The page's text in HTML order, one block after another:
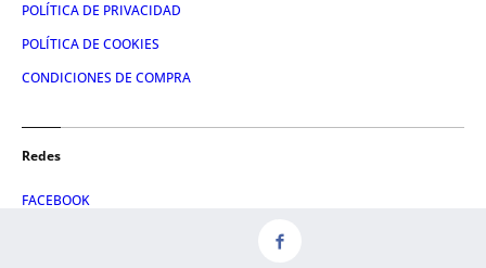
POLÍTICA DE PRIVACIDAD
POLÍTICA DE COOKIES
CONDICIONES DE COMPRA
Redes
FACEBOOK